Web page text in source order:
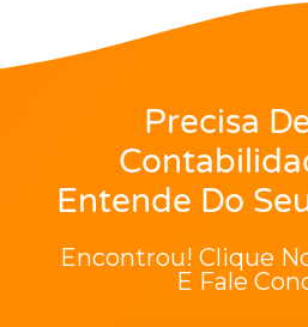
Precisa
Entende Do
Encontrou! Clique
E Fale